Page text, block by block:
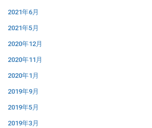
2021年6月
2021年5月
2020年12月
2020年11月
2020年1月
2019年9月
2019年5月
2019年3月